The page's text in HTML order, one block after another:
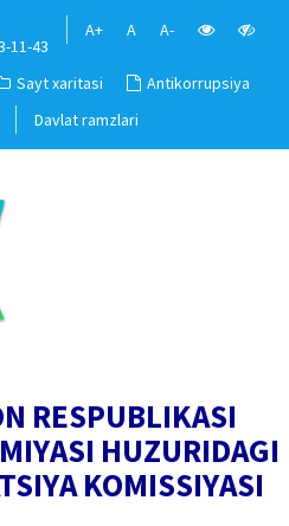
11-43
A+ A A-
Sayt xaritasi
Antikorrupsiya
Davlat ramzlari
RESPUBLIKASI
HUZURIDAGI
KOMISSIYASI